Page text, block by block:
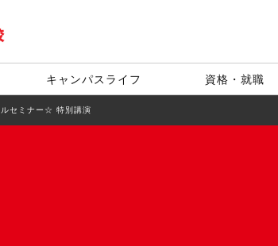
キャンパスライフ 資格・就職
ルセミナー☆ 特別講演